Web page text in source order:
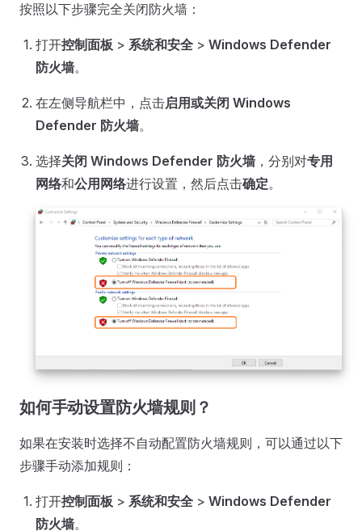
按照以下步骤完全关闭防火墙：
打开控制面板 > 系统和安全 > Windows Defender
防火墙。
在左侧导航栏中，点击启用或关闭 Windows
Defender 防火墙。
选择关闭 Windows Defender 防火墙 ，分别对专用
网络和公用网络进行设置，然后点击确定。
如何手动设置防火墙规则？
如果在安装时选择不自动配置防火墙规则，可以通过以下
步骤手动添加规则：
打开控制面板 > 系统和安全 > Windows Defender
防火墙。